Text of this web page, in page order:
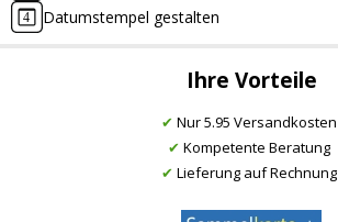
Datumstempel gestalten
Ihre Vorteile
✔ Nur 5.95 Versandkosten
✔ Kompetente Beratung
✔ Lieferung auf Rechnung